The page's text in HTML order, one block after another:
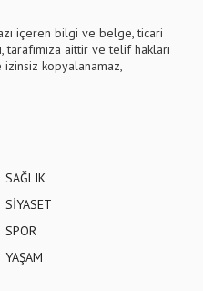
içeren bilgi ve belge, ticari
aittir ve telif hakları
izinsiz kopyalanamaz,
SAĞLIK
SİYASET
SPOR
YAŞAM